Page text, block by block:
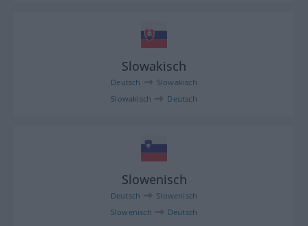
Slowakisch
Deutsch
Slowakisch
Slowakisch
Deutsch
Slowenisch
Deutsch
Slowenisch
Slowenisch
Deutsch